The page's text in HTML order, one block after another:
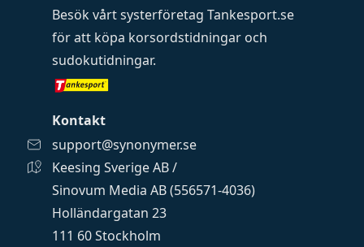
Besök vårt systerföretag Tankesport.se
för att köpa korsordstidningar och
sudokutidningar.
Kontakt
support@synonymer.se
Keesing Sverige AB /
Sinovum Media AB (556571-4036)
Holländargatan 23
111 60 Stockholm